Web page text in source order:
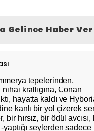
Gelince Haber Ver
tepelerinden,
krallığına, Conan
hayatta kaldı ve
kanlı bir yol çizerek
bir hırsız, bir ödül avcısı,
şeylerden sadece